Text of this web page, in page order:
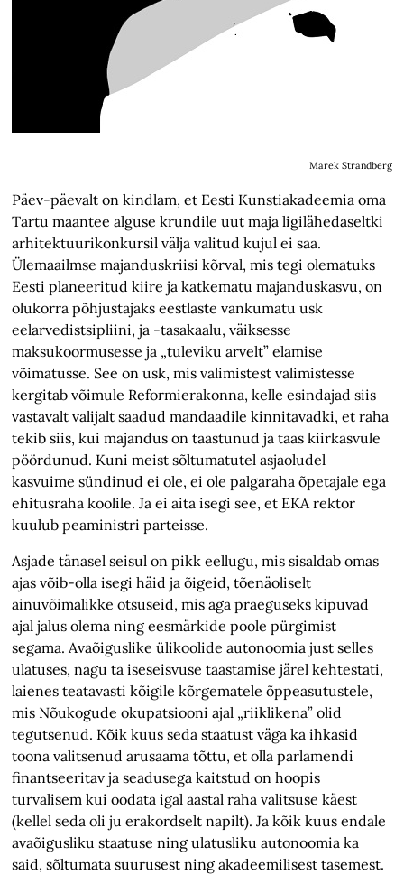
Marek Strandberg
Päev-päevalt on kindlam, et Eesti Kunstiakadeemia oma
Tartu maantee alguse krundile uut maja ligilähedaseltki
arhitektuurikonkursil välja valitud kujul ei saa.
Ülemaailmse majanduskriisi kõrval, mis tegi olematuks
Eesti planeeritud kiire ja katkematu majanduskasvu, on
olukorra põhjustajaks eestlaste vankumatu usk
eelarvedistsipliini, ja -tasakaalu, väiksesse
maksukoormusesse ja „tuleviku arvelt” elamise
võimatusse. See on usk, mis valimistest valimistesse
kergitab võimule Reformierakonna, kelle esindajad siis
vastavalt valijalt saadud mandaadile kinnitavadki, et raha
tekib siis, kui majandus on taastunud ja taas kiirkasvule
pöördunud. Kuni meist sõltumatutel asjaoludel
kasvuime sündinud ei ole, ei ole palgaraha õpetajale ega
ehitusraha koolile. Ja ei aita isegi see, et EKA rektor
kuulub peaministri parteisse.
Asjade tänasel seisul on pikk eellugu, mis sisaldab omas
ajas võib-olla isegi häid ja õigeid, tõenäoliselt
ainuvõimalikke otsuseid, mis aga praeguseks kipuvad
ajal jalus olema ning eesmärkide poole pürgimist
segama. Avaõiguslike ülikoolide autonoomia just selles
ulatuses, nagu ta iseseisvuse taastamise järel kehtestati,
laienes teatavasti kõigile kõrgematele õppeasutustele,
mis Nõukogude okupatsiooni ajal „riiklikena” olid
tegutsenud. Kõik kuus seda staatust väga ka ihkasid
toona valitsenud arusaama tõttu, et olla parlamendi
finantseeritav ja seadusega kaitstud on hoopis
turvalisem kui oodata igal aastal raha valitsuse käest
(kellel seda oli ju erakordselt napilt). Ja kõik kuus endale
avaõigusliku staatuse ning ulatusliku autonoomia ka
said, sõltumata suurusest ning akadeemilisest tasemest.